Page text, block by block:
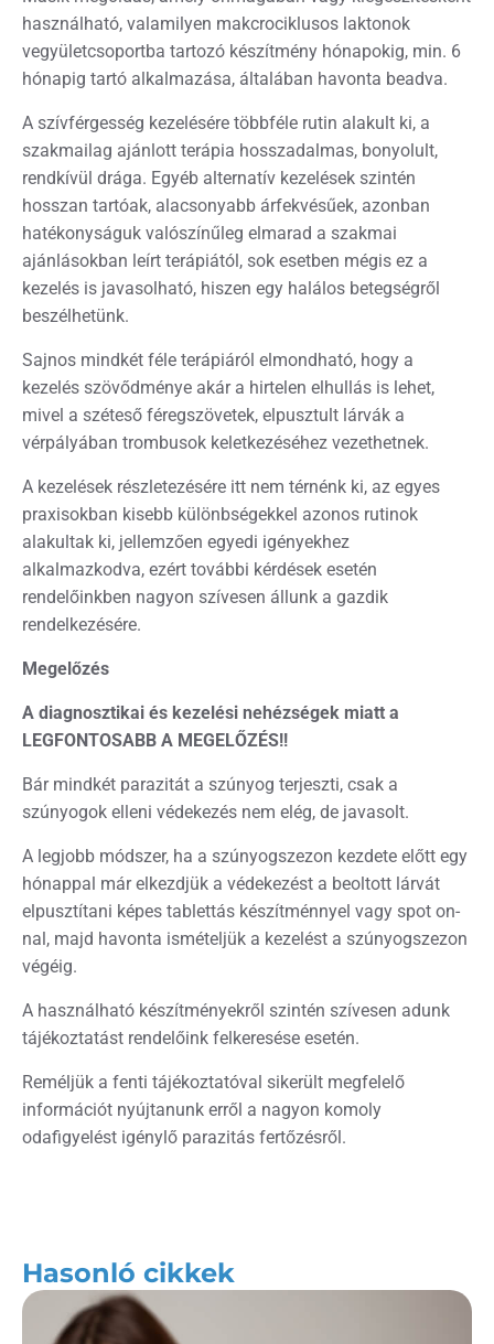
használható, valamilyen makcrociklusos laktonok
vegyületcsoportba tartozó készítmény hónapokig, min. 6
hónapig tartó alkalmazása, általában havonta beadva.
A szívférgesség kezelésére többféle rutin alakult ki, a
szakmailag ajánlott terápia hosszadalmas, bonyolult,
rendkívül drága. Egyéb alternatív kezelések szintén
hosszan tartóak, alacsonyabb árfekvésűek, azonban
hatékonyságuk valószínűleg elmarad a szakmai
ajánlásokban leírt terápiától, sok esetben mégis ez a
kezelés is javasolható, hiszen egy halálos betegségről
beszélhetünk.
Sajnos mindkét féle terápiáról elmondható, hogy a
kezelés szövődménye akár a hirtelen elhullás is lehet,
mivel a széteső féregszövetek, elpusztult lárvák a
vérpályában trombusok keletkezéséhez vezethetnek.
A kezelések részletezésére itt nem térnénk ki, az egyes
praxisokban kisebb különbségekkel azonos rutinok
alakultak ki, jellemzően egyedi igényekhez
alkalmazkodva, ezért további kérdések esetén
rendelőinkben nagyon szívesen állunk a gazdik
rendelkezésére.
Megelőzés
A diagnosztikai és kezelési nehézségek miatt a
LEGFONTOSABB A MEGELŐZÉS!!
Bár mindkét parazitát a szúnyog terjeszti, csak a
szúnyogok elleni védekezés nem elég, de javasolt.
A legjobb módszer, ha a szúnyogszezon kezdete előtt egy
hónappal már elkezdjük a védekezést a beoltott lárvát
elpusztítani képes tablettás készítménnyel vagy spot on-
nal, majd havonta ismételjük a kezelést a szúnyogszezon
végéig.
A használható készítményekről szintén szívesen adunk
tájékoztatást rendelőink felkeresése esetén.
Reméljük a fenti tájékoztatóval sikerült megfelelő
információt nyújtanunk erről a nagyon komoly
odafigyelést igénylő parazitás fertőzésről.
Hasonló cikkek